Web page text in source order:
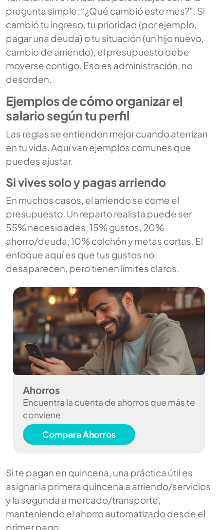
pregunta simple: “¿Qué cambió este mes?”. Si
cambió tu ingreso, tu prioridad (por ejemplo,
pagar una deuda) o tu situación (un hijo nuevo,
cambio de arriendo), el presupuesto debe
moverse contigo. Eso es administración, no
desorden.
Ejemplos de cómo organizar el
salario según tu perfil
Las reglas se entienden mejor cuando aterrizan
en tu vida. Aquí van ejemplos comunes que
puedes ajustar.
Si vives solo y pagas arriendo
En muchos casos, el arriendo se come el
presupuesto. Un reparto realista puede ser
55% necesidades, 15% gustos, 20%
ahorro/deuda, 10% colchón y metas cortas. El
enfoque aquí es que tus gustos no
desaparecen, pero tienen límites claros.
Ahorros
Encuentra la cuenta de ahorros que más te
conviene
Compara Ahorros
Si te pagan en quincena, una práctica útil es
asignar la primera quincena a arriendo/servicios
y la segunda a mercado/transporte,
manteniendo el ahorro automatizado desde el
primer pago.